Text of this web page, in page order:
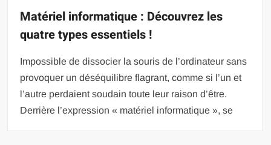
Matériel informatique : Découvrez les
quatre types essentiels !
Impossible de dissocier la souris de l’ordinateur sans
provoquer un déséquilibre flagrant, comme si l’un et
l’autre perdaient soudain toute leur raison d’être.
Derrière l’expression « matériel informatique », se